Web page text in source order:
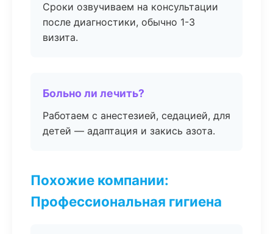
Сроки озвучиваем на консультации
после диагностики, обычно 1-3
визита.
Больно ли лечить?
Работаем с анестезией, седацией, для
детей — адаптация и закись азота.
Похожие компании:
Профессиональная гигиена